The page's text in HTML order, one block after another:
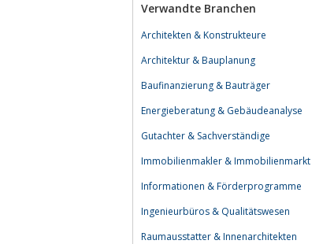
Verwandte Branchen
Architekten & Konstrukteure
Architektur & Bauplanung
Baufinanzierung & Bauträger
Energieberatung & Gebäudeanalyse
Gutachter & Sachverständige
Immobilienmakler & Immobilienmarkt
Informationen & Förderprogramme
Ingenieurbüros & Qualitätswesen
Raumausstatter & Innenarchitekten